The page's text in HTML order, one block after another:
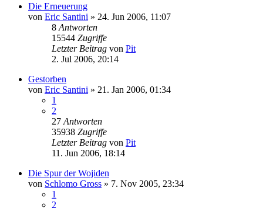
Die Erneuerung
von Eric Santini » 24. Jun 2006, 11:07
8 Antworten
15544 Zugriffe
Letzter Beitrag von Pit
2. Jul 2006, 20:14
Gestorben
von Eric Santini » 21. Jan 2006, 01:34
1
2
27 Antworten
35938 Zugriffe
Letzter Beitrag von Pit
11. Jun 2006, 18:14
Die Spur der Wojiden
von Schlomo Gross » 7. Nov 2005, 23:34
1
2